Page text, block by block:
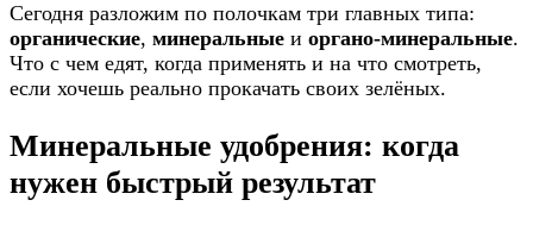
Сегодня разложим по полочкам три главных типа:
органические, минеральные и органо-минеральные.
Что с чем едят, когда применять и на что смотреть,
если хочешь реально прокачать своих зелёных.
Минеральные удобрения: когда
нужен быстрый результат